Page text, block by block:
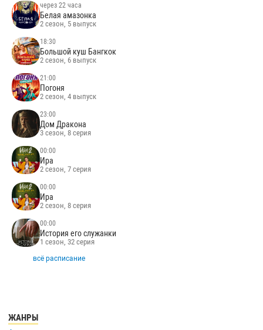
через 22 часа
Белая амазонка
2 сезон, 5 выпуск
18:30
Большой куш Бангкок
2 сезон, 6 выпуск
21:00
Погоня
2 сезон, 4 выпуск
23:00
Дом Дракона
3 сезон, 8 серия
00:00
Ира
2 сезон, 7 серия
00:00
Ира
2 сезон, 8 серия
00:00
История его служанки
1 сезон, 32 серия
всё расписание
ЖАНРЫ